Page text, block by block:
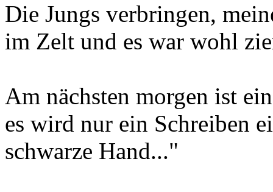
Die Jungs verbringen,
im Zelt und es war wohl
Am nächsten morgen ist
es wird nur ein Schreiben
schwarze Hand..."